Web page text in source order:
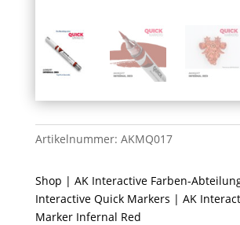
Artikelnummer: AKMQ017
Shop | AK Interactive Farben-
Interactive Quick Markers | AK
Marker Infernal Red